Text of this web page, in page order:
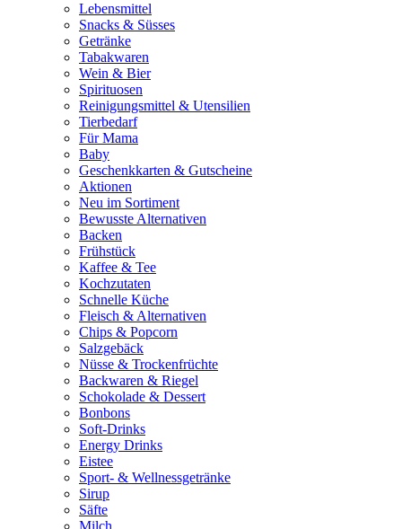
Lebensmittel
Snacks & Süsses
Getränke
Tabakwaren
Wein & Bier
Spirituosen
Reinigungsmittel & Utensilien
Tierbedarf
Für Mama
Baby
Geschenkkarten & Gutscheine
Aktionen
Neu im Sortiment
Bewusste Alternativen
Backen
Frühstück
Kaffee & Tee
Kochzutaten
Schnelle Küche
Fleisch & Alternativen
Chips & Popcorn
Salzgebäck
Nüsse & Trockenfrüchte
Backwaren & Riegel
Schokolade & Dessert
Bonbons
Soft-Drinks
Energy Drinks
Eistee
Sport- & Wellnessgetränke
Sirup
Säfte
Milch